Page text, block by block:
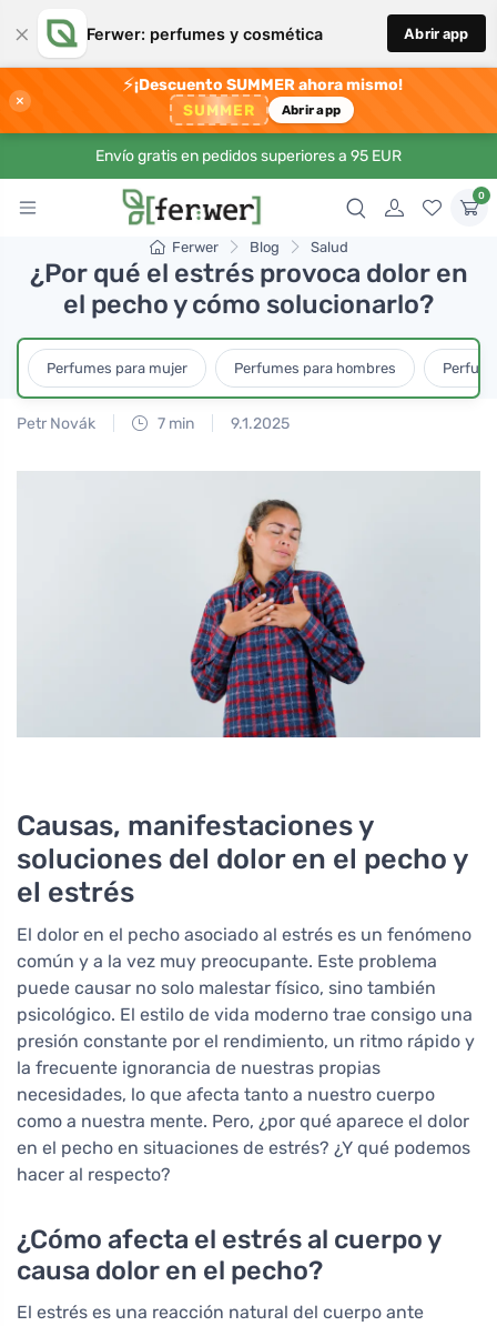
× Ferwer: perfumes y cosmética Abrir app
×
⚡¡Descuento SUMMER ahora mismo!
SUMMER Abrir app
Envío gratis en pedidos superiores a 95 EUR
0
Ferwer Blog Salud
¿Por qué el estrés provoca dolor en
el pecho y cómo solucionarlo?
Perfumes para mujer Perfumes para hombres
Petr Novák 7 min 9.1.2025
Causas, manifestaciones y
soluciones del dolor en el pecho y
el estrés
El dolor en el pecho asociado al estrés es un fenómeno
común y a la vez muy preocupante. Este problema
puede causar no solo malestar físico, sino también
psicológico. El estilo de vida moderno trae consigo una
presión constante por el rendimiento, un ritmo rápido y
la frecuente ignorancia de nuestras propias
necesidades, lo que afecta tanto a nuestro cuerpo
como a nuestra mente. Pero, ¿por qué aparece el dolor
en el pecho en situaciones de estrés? ¿Y qué podemos
hacer al respecto?
¿Cómo afecta el estrés al cuerpo y
causa dolor en el pecho?
El estrés es una reacción natural del cuerpo ante